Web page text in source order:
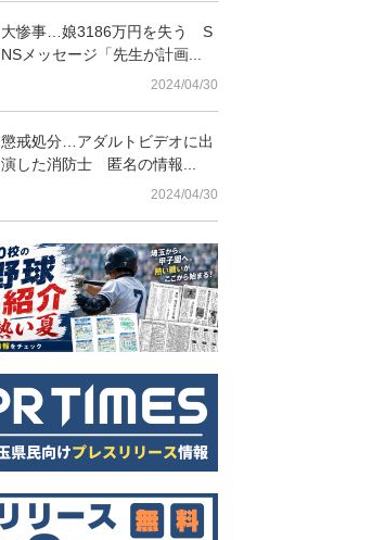
大惨事…娘3186万円を失う S
NSメッセージ「先生が計画...
2024/04/30
懲戒処分…アダルトビデオに出
演した消防士 匿名の情報...
2024/04/30